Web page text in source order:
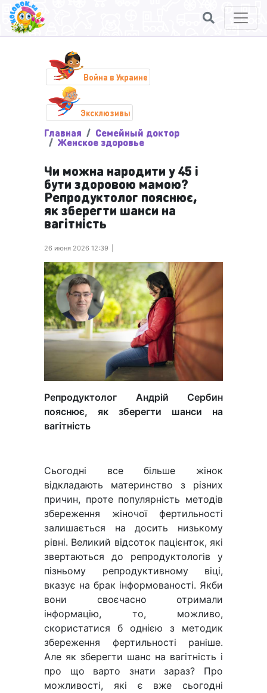
Война в Украине
Эксклюзивы
Главная Семейный доктор
Женское здоровье
Чи можна народити у 45 і
бути здоровою мамою?
Репродуктолог пояснює,
як зберегти шанси на
вагітність
26 июня 2026 12:39
Репродуктолог Андрій Сербин
пояснює, як зберегти шанси на
вагітність
Сьогодні все більше жінок
відкладають материнство з різних
причин, проте популярність методів
збереження жіночої фертильності
залишається на досить низькому
рівні. Великий відсоток пацієнток, які
звертаються до репродуктологів у
пізньому репродуктивному віці,
вказує на брак інформованості. Якби
вони своєчасно отримали
інформацію, то, можливо,
скористатися б однією з методик
збереження фертильності раніше.
Але як зберегти шанс на вагітність і
про що варто знати зараз? Про
можливості, які є вже сьогодні